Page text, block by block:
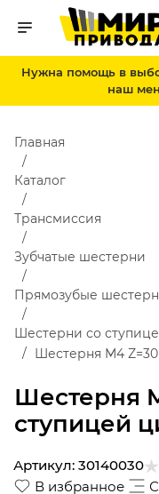
Нужна помощь в
наш
Шестерня
ступицей
Главная
Каталог
Трансмиссия
Зубчатые шестерни
Прямозубые
Шестерни со
Шестерня M4
В избранное
Артикул: 30140030